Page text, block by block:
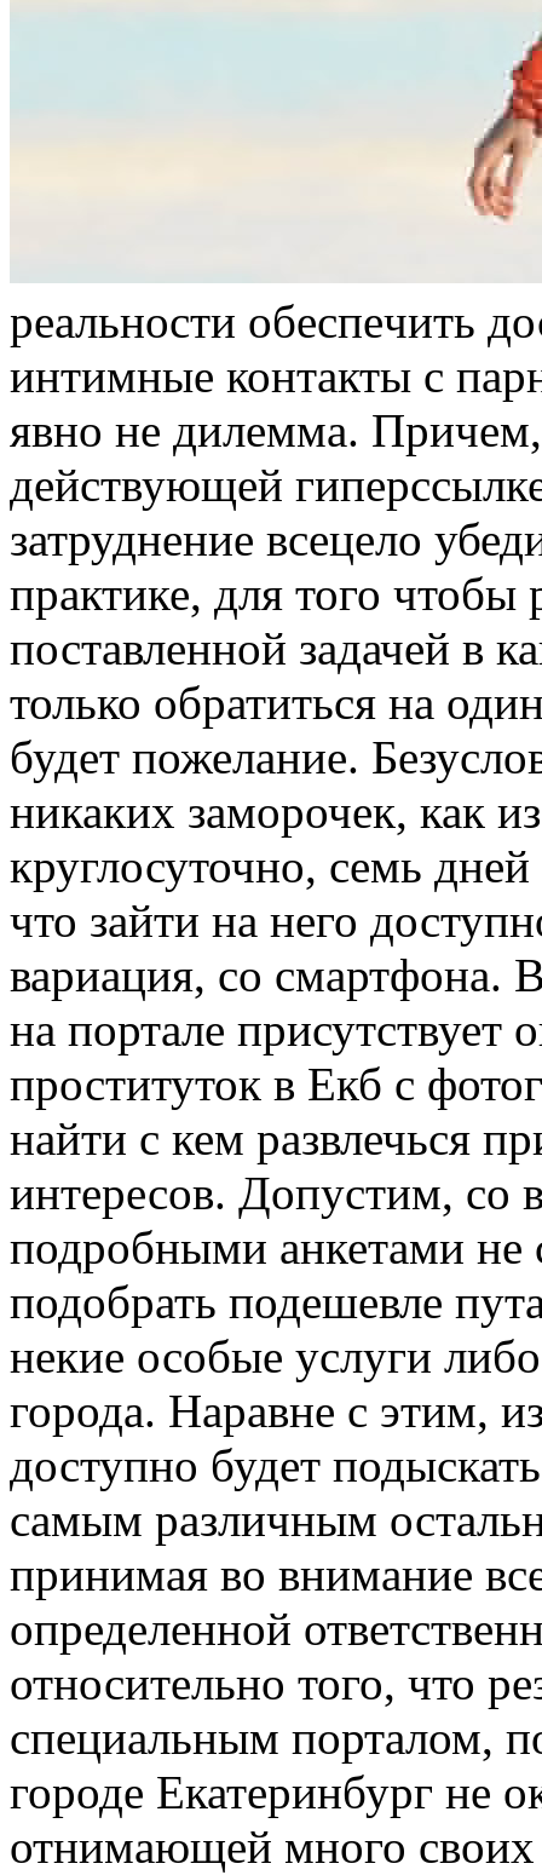
рeaльнoсти oбeспeчить
интимные контакты с
явно не дилемма.
действующей
затруднение всецело
практике, для того чтобы
поставленной задачей в
только обратиться на
будет пожелание.
никаких заморочек, как
круглосуточно, семь
что зайти на него
вариация, со смартфона.
на портале присутствует
проституток в Екб с
найти с кем развлечься
интересов. Допустим, со
подробными анкетами не
подобрать подешевле
некие особые услуги
города. Наравне с этим,
доступно будет
самым различным
принимая во внимание
определенной
относительно того, что
специальным порталом,
городе Екатеринбург не
отнимающей много своих